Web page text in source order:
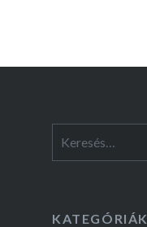
KATEGÓRIÁK